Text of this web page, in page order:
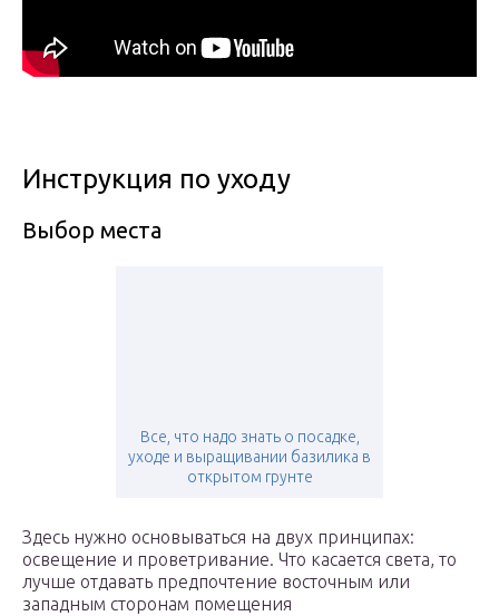
Инструкция по уходу
Выбор места
Все, что надо знать о посадке,
уходе и выращивании базилика в
открытом грунте
Здесь нужно основываться на двух принципах:
освещение и проветривание. Что касается света, то
лучше отдавать предпочтение восточным или
западным сторонам помещения